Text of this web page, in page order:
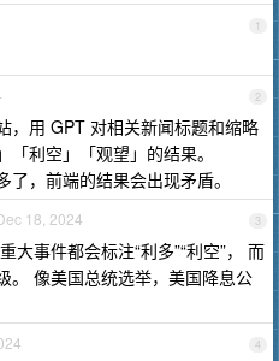
1
2
，用 GPT 对相关新闻标题和缩略
利空」「观望」的结果。
，前端的结果会出现矛盾。
3
18, 2024
大事件都会标注“利多”“利空”， 而
。 像美国总统选举，美国降息公
4